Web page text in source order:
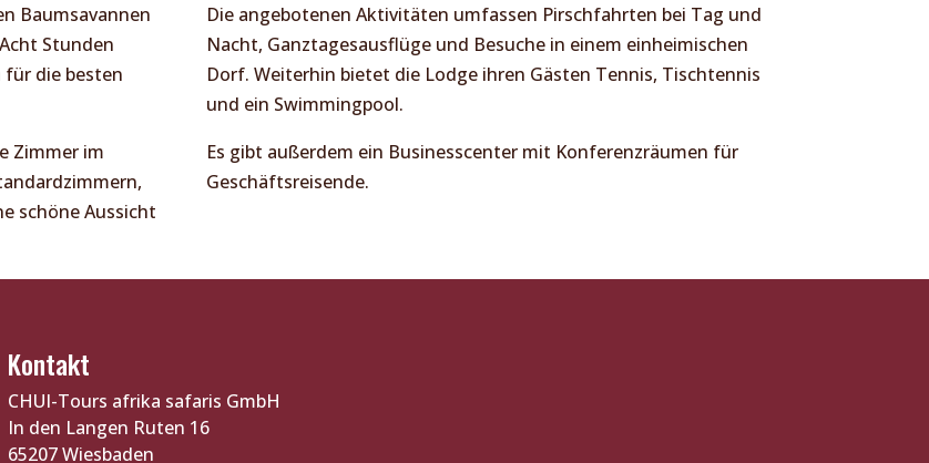
Baumsavannen
Stunden
für die besten
Zimmer im
schöne Aussicht
Die angebotenen Aktivitäten umfassen Pirschfahrten bei Tag und
Nacht, Ganztagesausflüge und Besuche in einem einheimischen
Dorf. Weiterhin bietet die Lodge ihren Gästen Tennis, Tischtennis
und ein Swimmingpool.
Es gibt außerdem ein Businesscenter mit Konferenzräumen für
Geschäftsreisende.
Kontakt
CHUI-Tours afrika safaris GmbH
In den Langen Ruten 16
65207 Wiesbaden